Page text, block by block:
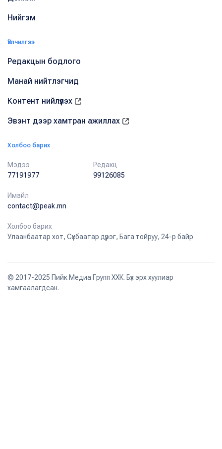
Нийгэм
Үйлчилгээ
Редакцын бодлого
Манай нийтлэгчид
Контент нийлүүлэх
Эвэнт дээр хамтран ажиллах
Холбоо барих
Мэдээ
77191977
Редакц
99126085
Имэйл
contact@peak.mn
Холбоо барих
Улаанбаатар хот, Сүхбаатар дүүрэг, Бага тойруу, 24-р байр
© 2017-2025 Пийк Медиа Групп ХХК. Бүх эрх хуулиар
хамгаалагдсан.